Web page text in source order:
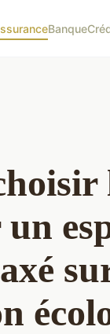
Banque